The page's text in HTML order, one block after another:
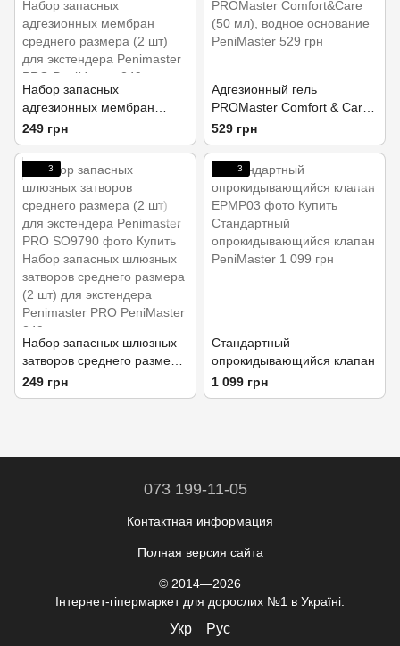
Набор запасных
адгезионных мембран
среднего размера (2 шт)
для экстендера Penimaster
PRO
249 грн
Адгезионный гель
PROMaster Comfort & Care
(50 мл), водная основа
529 грн
3
Набор запасных шлюзных
затворов среднего размера
(2 шт) для экстендера
Penimaster PRO
249 грн
3
Стандартный
опрокидывающийся клапан
1 099 грн
073 199-11-05
Контактная информация
Полная версия сайта
© 2014—2026
Інтернет-гіпермаркет для дорослих №1 в Україні.
Укр Рус